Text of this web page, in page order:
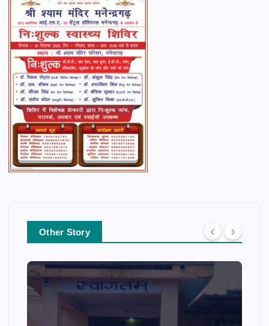
Other Story